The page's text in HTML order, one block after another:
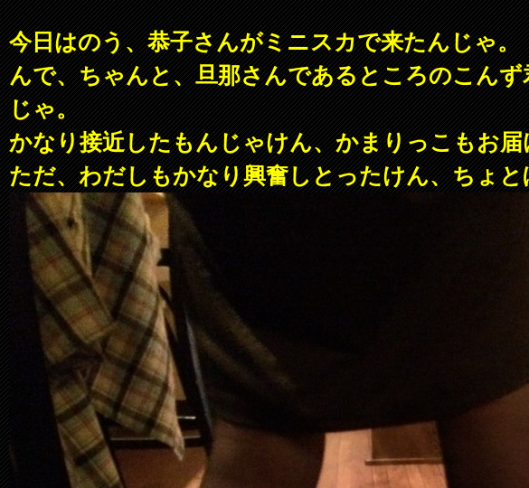
今日はのう、恭子さんがミニスカで来たんじゃ。
んで、ちゃんと、旦那さんであるところのこん
じゃ。
かなり接近したもんじゃけん、かまりっこもお
ただ、わだしもかなり興奮しとったけん、ちょ